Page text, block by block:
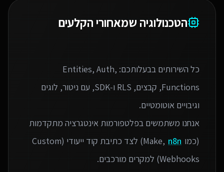
הטכנולוגיה שמאחורי הקלעים
כל השירותים בבעלותכם: Entities, Auth,
Functions, קבצים, RLS ו‑SDK, עם ניטור, לוגים
אנחנו משתמשים בפלטפורמות אינטגרציה מתקדמות
(כמו Make, n8n
) לצד כתיבת קוד ייעודי (Custom